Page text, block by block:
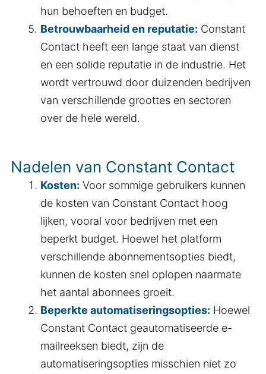
hun behoeften en budget.
Betrouwbaarheid en reputatie: Constant
Contact heeft een lange staat van dienst
en een solide reputatie in de industrie. Het
wordt vertrouwd door duizenden bedrijven
van verschillende groottes en sectoren
over de hele wereld.
Nadelen van Constant Contact
Kosten: Voor sommige gebruikers kunnen
de kosten van Constant Contact hoog
lijken, vooral voor bedrijven met een
beperkt budget. Hoewel het platform
verschillende abonnementsopties biedt,
kunnen de kosten snel oplopen naarmate
het aantal abonnees groeit.
Beperkte automatiseringsopties: Hoewel
Constant Contact geautomatiseerde e-
mailreeksen biedt, zijn de
automatiseringsopties misschien niet zo